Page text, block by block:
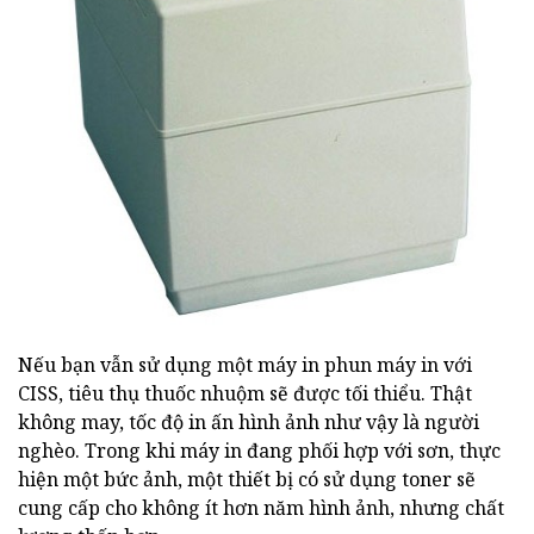
Nếu bạn vẫn sử dụng một máy in phun máy in với
CISS, tiêu thụ thuốc nhuộm sẽ được tối thiểu. Thật
không may, tốc độ in ấn hình ảnh như vậy là người
nghèo. Trong khi máy in đang phối hợp với sơn, thực
hiện một bức ảnh, một thiết bị có sử dụng toner sẽ
cung cấp cho không ít hơn năm hình ảnh, nhưng chất